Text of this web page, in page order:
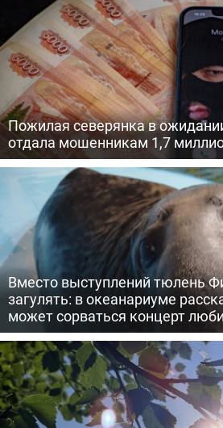
Пожилая северянка в
отдала мошенникам 1,7
Вместо выступлений тюлень
загулять: в океанариуме
может сорваться концерт